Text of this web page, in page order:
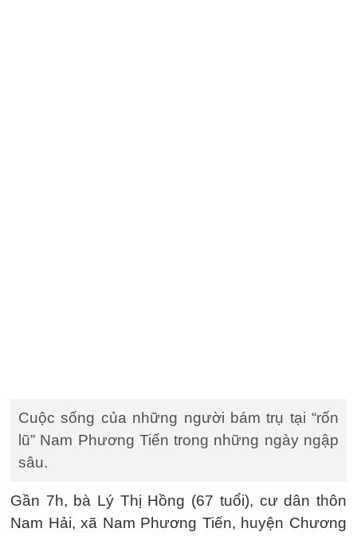
Cuộc sống của những người bám trụ tại “rốn
lũ” Nam Phương Tiến trong những ngày ngập
sâu.
Gần 7h, bà Lý Thị Hồng (67 tuổi), cư dân thôn
Nam Hải, xã Nam Phương Tiến, huyện Chương